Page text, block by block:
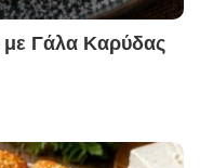
με Γάλα Καρύδας